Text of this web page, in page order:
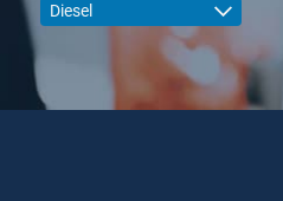
Diesel